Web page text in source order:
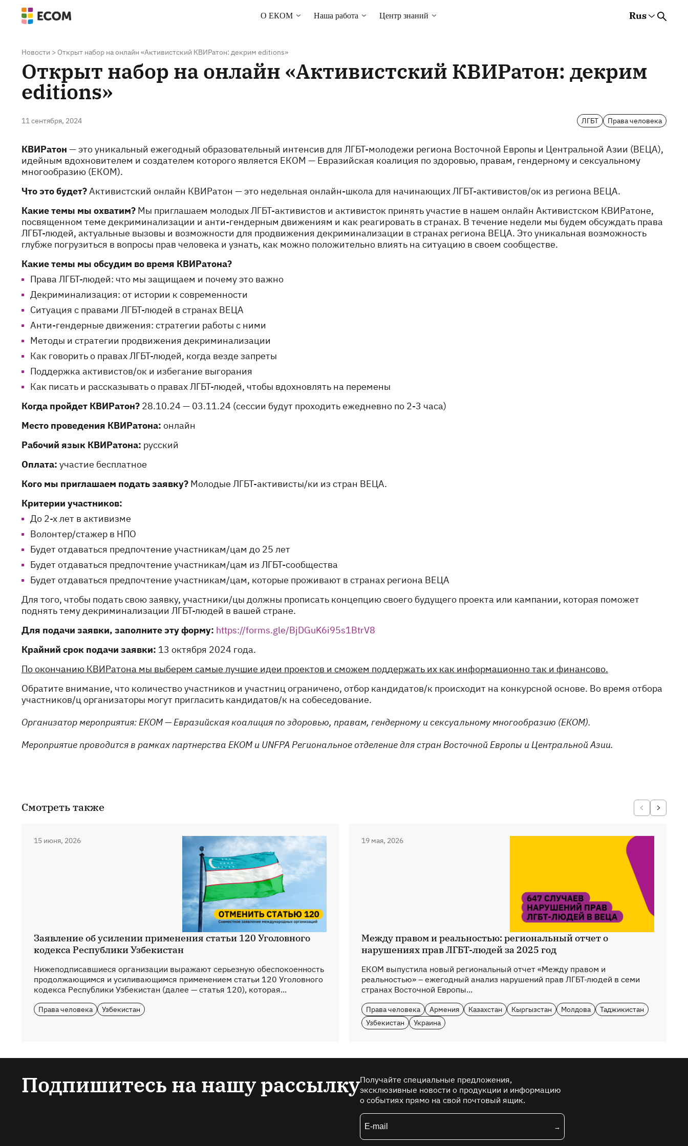
О EКOM
Членство в ЕКОМ
Наша команда
Контакты
Наша работа
Техническая помощь
Центр знаний
Rus
Новости > Открыт набор на онлайн «Активистский КВИРатон: декрим editions»
Открыт набор на онлайн «Активистский КВИРатон: декрим
editions»
11 сентября, 2024 ЛГБТ Права человека
КВИРатон — это уникальный ежегодный образовательный интенсив для ЛГБТ-молодежи региона Восточной Европы и Центральной Азии (ВЕЦА),
идейным вдохновителем и создателем которого является ЕКОМ — Евразийская коалиция по здоровью, правам, гендерному и сексуальному
многообразию (ЕКОМ).
Что это будет?Активистский онлайн КВИРатон — это недельная онлайн-школа для начинающих ЛГБТ-активистов/ок из региона ВЕЦА.
Какие темы мы охватим? Мы приглашаем молодых ЛГБТ-активистов и активисток принять участие в нашем онлайн Активистском КВИРатоне,
посвященном теме декриминализации и анти-гендерным движениям и как реагировать в странах. В течение недели мы будем обсуждать права
ЛГБТ-людей, актуальные вызовы и возможности для продвижения декриминализации в странах региона ВЕЦА. Это уникальная возможность
глубже погрузиться в вопросы прав человека и узнать, как можно положительно влиять на ситуацию в своем сообществе.
Какие темы мы обсудим во время КВИРатона?
Права ЛГБТ-людей: что мы защищаем и почему это важно
Декриминализация: от истории к современности
Ситуация с правами ЛГБТ-людей в странах ВЕЦА
Анти-гендерные движения: стратегии работы с ними
Методы и стратегии продвижения декриминализации
Как говорить о правах ЛГБТ-людей, когда везде запреты
Поддержка активистов/ок и избегание выгорания
Как писать и рассказывать о правах ЛГБТ-людей, чтобы вдохновлять на перемены
Когда пройдет КВИРатон? 28.10.24 — 03.11.24 (сессии будут проходить ежедневно по 2-3 часа)
Место проведения КВИРатона: онлайн
Рабочий язык КВИРатона: русский
Оплата: участие бесплатное
Кого мы приглашаем подать заявку? Молодые ЛГБТ-активисты/ки из стран ВЕЦА.
Критерии участников:
До 2-х лет в активизме
Волонтер/стажер в НПО
Будет отдаваться предпочтение участникам/цам до 25 лет
Будет отдаваться предпочтение участникам/цам из ЛГБТ-сообщества
Будет отдаваться предпочтение участникам/цам, которые проживают в странах региона ВЕЦА
Для того, чтобы подать свою заявку, участники/цы должны прописать концепцию своего будущего проекта или кампании, которая поможет
поднять тему декриминализации ЛГБТ-людей в вашей стране.
Для подачи заявки, заполните эту форму: https://forms.gle/BjDGuK6i95s1BtrV8
Крайний срок подачи заявки: 13 октября 2024 года.
По окончанию КВИРатона мы выберем самые лучшие идеи проектов и сможем поддержать их как информационно так и финансово.
Обратите внимание, что количество участников и участниц ограничено, отбор кандидатов/к происходит на конкурсной основе. Во время отбора
участников/ц организаторы могут пригласить кандидатов/к на собеседование.
Организатор мероприятия: ЕКОМ — Евразийская коалиция по здоровью, правам, гендерному и сексуальному многообразию (ЕКОМ).
Мероприятие проводится в рамках партнерства ЕКОМ и UNFPA Региональное отделение для стран Восточной Европы и Центральной Азии.
Смотреть также
15 июня, 2026
Заявление об усилении применения статьи 120 Уголовного
кодекса Республики Узбекистан
Нижеподписавшиеся организации выражают серьезную обеспокоенность
продолжающимся и усиливающимся применением статьи 120 Уголовного
кодекса Республики Узбекистан (далее — статья 120), которая...
Права человека Узбекистан
19 мая, 2026
Между правом и реальностью: региональный отчет о
нарушениях прав ЛГБТ-людей за 2025 год
ЕКОМ выпустила новый региональный отчет «Между правом и
реальностью» – ежегодный анализ нарушений прав ЛГБТ-людей в семи
странах Восточной Европы...
Права человека Армения Казахстан Кыргызстан Молдова
Таджикистан
Узбекистан
Украина
Подпишитесь на нашу рассылкуПолучайте специальные предложения,
эксклюзивные новости о продукции и информацию
о событиях прямо на свой почтовый ящик.